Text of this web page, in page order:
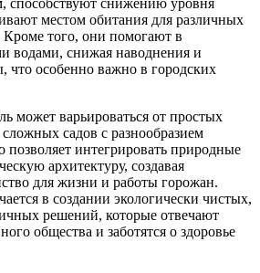
местом обитания для различных
того, они помогают в
водами, снижая наводнения и
что особенно важно в городских
может варьироваться от простых
садов с разнообразием
позволяет интегрировать природные
архитектуру, создавая
для жизни и работы горожан.
в создании экологически чистых,
решений, которые отвечают
общества и заботятся о здоровье